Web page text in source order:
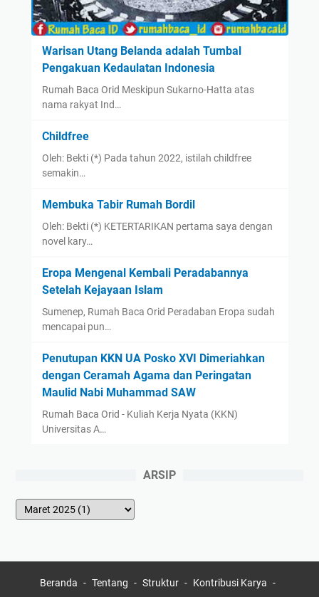
Warisan Utang Belanda adalah Tumbal
Pengakuan Kedaulatan Indonesia
Rumah Baca Orid Meskipun Sukarno-Hatta atas
nama rakyat Ind…
Childfree
Oleh: Bekti (*) Pada tahun 2022, istilah childfree
semakin…
Membuka Tabir Rumah Bordil
Oleh: Bekti (*) KETERTARIKAN pertama saya dengan
novel kary…
Eropa Mengenal Kembali Peradabannya
Setelah Kejayaan Islam
Sumenep, Rumah Baca Orid Peradaban Eropa sudah
mencapai pun…
Penutupan KKN UA Posko XVI Dimeriahkan
dengan Ceramah Agama dan Peringatan
Maulid Nabi Muhammad SAW
Rumah Baca Orid - Kuliah Kerja Nyata (KKN)
Universitas A…
ARSIP
Beranda Tentang Struktur Kontribusi Karya